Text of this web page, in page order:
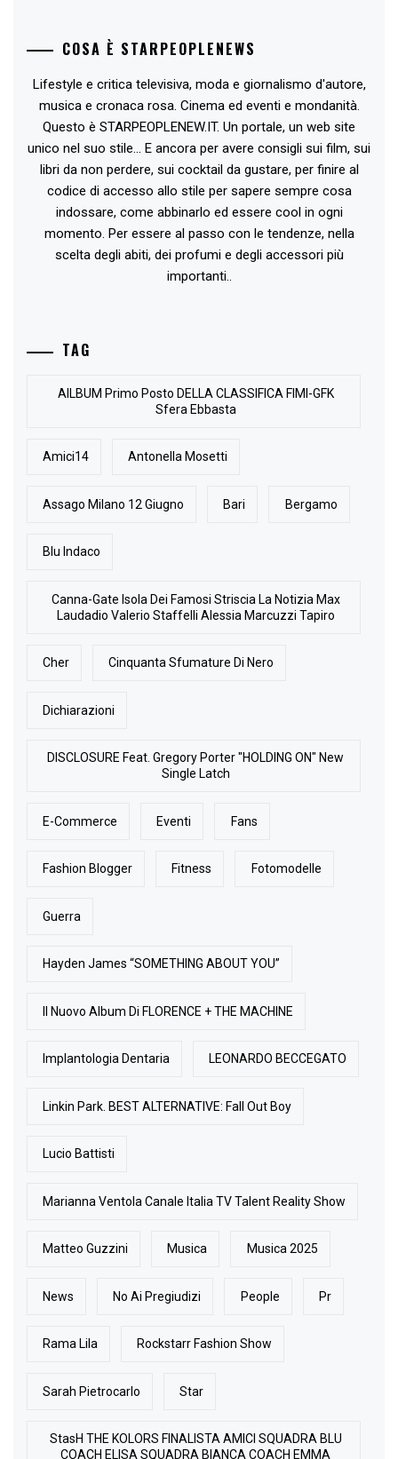
COSA È STARPEOPLENEWS
Lifestyle e critica televisiva, moda e giornalismo d'autore,
musica e cronaca rosa. Cinema ed eventi e mondanità.
Questo è STARPEOPLENEW.IT. Un portale, un web site
unico nel suo stile... E ancora per avere consigli sui film, sui
libri da non perdere, sui cocktail da gustare, per finire al
codice di accesso allo stile per sapere sempre cosa
indossare, come abbinarlo ed essere cool in ogni
momento. Per essere al passo con le tendenze, nella
scelta degli abiti, dei profumi e degli accessori più
importanti..
TAG
AlLBUM Primo Posto DELLA CLASSIFICA FIMI-GFK
Sfera Ebbasta
Amici14 Antonella Mosetti
Assago Milano 12 Giugno Bari Bergamo
Blu Indaco
Canna-Gate Isola Dei Famosi Striscia La Notizia Max
Laudadio Valerio Staffelli Alessia Marcuzzi Tapiro
Cher Cinquanta Sfumature Di Nero
Dichiarazioni
DISCLOSURE Feat. Gregory Porter "HOLDING ON" New
Single Latch
E-Commerce Eventi Fans
Fashion Blogger Fitness Fotomodelle
Guerra
Hayden James “SOMETHING ABOUT YOU”
Il Nuovo Album Di FLORENCE + THE MACHINE
Implantologia Dentaria LEONARDO BECCEGATO
Linkin Park. BEST ALTERNATIVE: Fall Out Boy
Lucio Battisti
Marianna Ventola Canale Italia TV Talent Reality Show
Matteo Guzzini Musica Musica 2025
News No Ai Pregiudizi People Pr
Rama Lila Rockstarr Fashion Show
Sarah Pietrocarlo Star
StasH THE KOLORS FINALISTA AMICI SQUADRA BLU
COACH ELISA SQUADRA BIANCA COACH EMMA